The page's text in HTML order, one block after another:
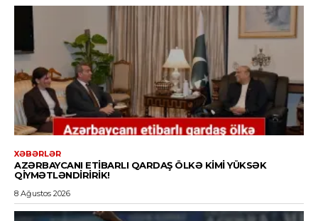
XƏBƏRLƏR
AZƏRBAYCANI ETIBARLI QARDAŞ ÖLKƏ KIMI YÜKSƏK
QIYMƏTLƏNDIRIRIK!
8 Ağustos 2026